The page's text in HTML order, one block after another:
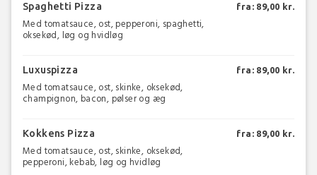
Spaghetti Pizza
Med tomatsauce, ost, pepperoni, spaghetti,
oksekød, løg og hvidløg
fra: 89,00 kr.
Luxuspizza
Med tomatsauce, ost, skinke, oksekød,
champignon, bacon, pølser og æg
fra: 89,00 kr.
Kokkens Pizza
Med tomatsauce, ost, skinke, oksekød,
pepperoni, kebab, løg og hvidløg
fra: 89,00 kr.